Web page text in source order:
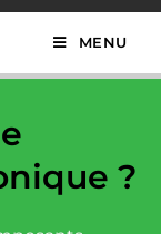
MENU
?